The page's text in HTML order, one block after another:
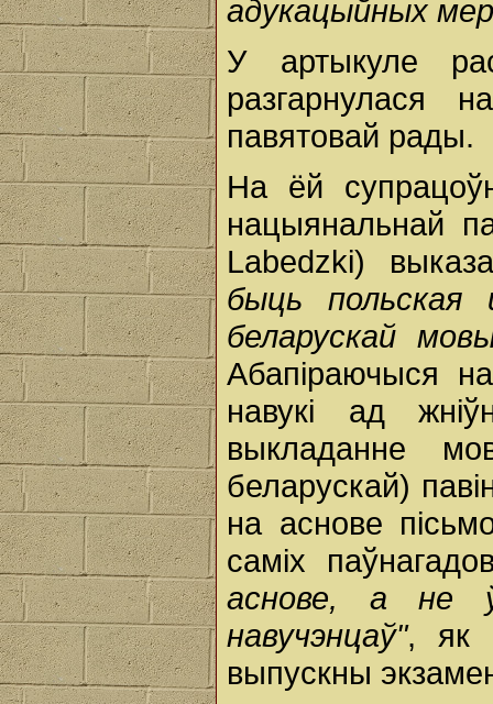
адукацыйных
У артыкуле
разгарнулася
павятовай рады.
На ёй
нацыянальнай
Labedzki)
быць польская
беларускай
Абапіраючыся
навукі ад
выкладанне
беларускай)
на аснове
саміх
аснове, а не ў
навучэнцаў", як
выпускны